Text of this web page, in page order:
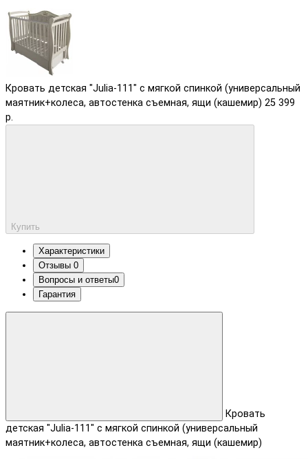
Кровать детская "Julia-111" с мягкой спинкой (универсальный
маятник+колеса, автостенка съемная, ящи (кашемир) 25 399
р.
Купить
Характеристики
Отзывы 0
Вопросы и ответы0
Гарантия
Кровать
детская "Julia-111" с мягкой спинкой (универсальный
маятник+колеса, автостенка съемная, ящи (кашемир)